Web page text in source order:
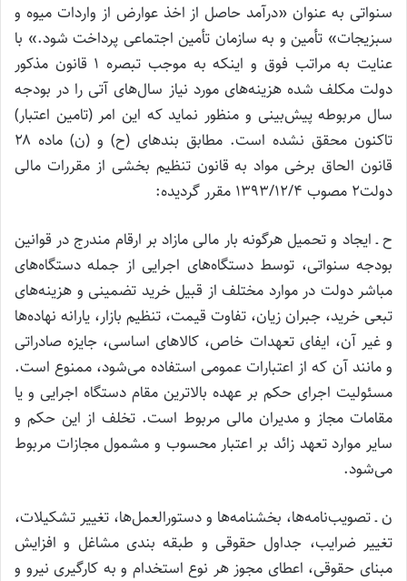
سنواتی به عنوان «درآمد حاصل از اخذ عوارض از واردات میوه و
سبزیجات» تأمین و به سازمان تأمین اجتماعی پرداخت شود.» با
عنایت به مراتب فوق و اینکه به موجب تبصره ۱ قانون مذکور
دولت مکلف شده هزینه‌های مورد نیاز سال‌های آتی را در بودجه
سال مربوطه پیش‌بینی و منظور نماید که این امر (تامین اعتبار)
تاکنون محقق نشده است. مطابق بندهای (ح) و (ن) ماده ۲۸
قانون الحاق برخی مواد به قانون تنظیم بخشی از مقررات مالی
دولت۲ مصوب ۱۳۹۳/۱۲/۴ مقرر گردیده:
ح ـ ایجاد و تحمیل هرگونه بار مالی مازاد بر ارقام مندرج در قوانین
بودجه سنواتی، توسط دستگاه‌های اجرایی از جمله دستگاه‌های
مباشر دولت در موارد مختلف از قبیل خرید تضمینی و هزینه‌های
تبعی خرید، جبران زیان، تفاوت قیمت، تنظیم بازار، یارانه نهاده‌ها
و غیر آن، ایفای تعهدات خاص، کالاهای اساسی، جایزه صادراتی
و مانند آن که از اعتبارات عمومی استفاده می‌شود، ممنوع است.
مسئولیت اجرای حکم بر عهده بالاترین مقام دستگاه اجرایی و یا
مقامات مجاز و مدیران مالی مربوط است. تخلف از این حکم و
سایر موارد تعهد زائد بر اعتبار محسوب و مشمول مجازات مربوط
می‌شود.
ن ـ تصویب‌نامه‌ها، بخشنامه‌ها و دستورالعمل‌ها، تغییر تشکیلات،
تغییر ضرایب، جداول حقوقی و طبقه بندی مشاغل و افزایش
مبنای حقوقی، اعطای مجوز هر نوع استخدام و به کارگیری نیرو و